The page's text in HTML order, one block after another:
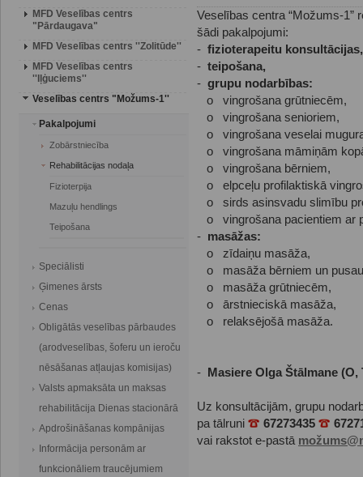
MFD Veselības centrs
"Pārdaugava"
MFD Veselības centrs ''Zolitūde''
MFD Veselības centrs
''Iļģuciems''
Veselības centrs "Možums-1''
Pakalpojumi
Zobārstniecība
Rehabilitācijas nodaļa
Fizioterpija
Mazuļu hendlings
Teipošana
Speciālisti
Ģimenes ārsts
Cenas
Obligātās veselības pārbaudes
(arodveselības, šoferu un ieroču
nēsāšanas atļaujas komisijas)
Valsts apmaksāta un maksas
rehabilitācija Dienas stacionārā
Apdrošināšanas kompānijas
Informācija personām ar
funkcionāliem traucējumiem
Veselības centra “Možums-1”
šādi pakalpojumi:
- fizioterapeitu konsultācijas,
- teipošana,
- grupu nodarbības:
o vingrošana grūtniecēm,
o vingrošana senioriem,
o vingrošana veselai
o vingrošana māmiņām
o vingrošana bērniem,
o elpceļu profilaktiskā
o sirds asinsvadu slimību
o vingrošana pacientiem ar
- masāžas:
o zīdaiņu masāža,
o masāža bērniem un
o masāža grūtniecēm,
o ārstnieciskā masāža,
o relaksējošā masāža.
- Masiere Olga Štālmane (O,
Uz konsultācijām, grupu
pa tālruni
67273435
vai rakstot e-pastā mož